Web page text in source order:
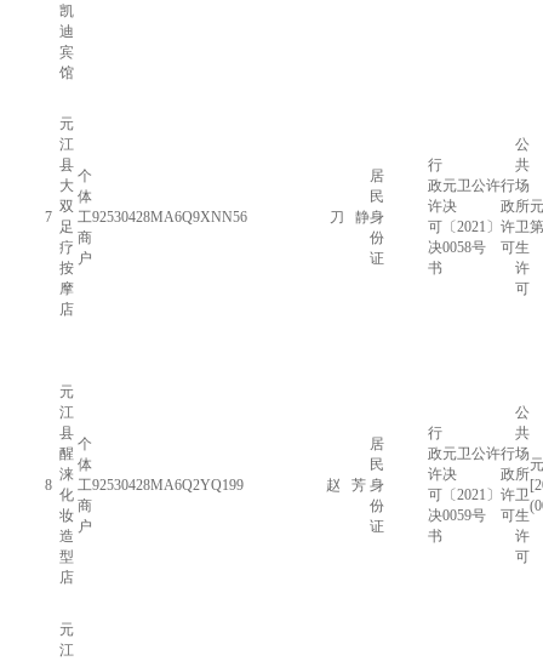
凯
迪
宾
馆
7
元
江
县
大
双
足
疗
按
摩
店
个
体
工
商
户
92530428MA6Q9XNN56 刀 静
居
民
身
份
证
行
政
许
可
决
书
元卫公许
决
〔2021〕
0058号
行
政
许
可
公
共
场
所
卫
生
许
可
8
元
江
县
醒
涞
化
妆
造
型
店
个
体
工
商
户
92530428MA6Q2YQ199 赵 芳
居
民
身
份
证
行
政
许
可
决
书
元卫公许
决
〔2021〕
0059号
行
政
许
可
公
共
场
所
卫
生
许
可
元
江